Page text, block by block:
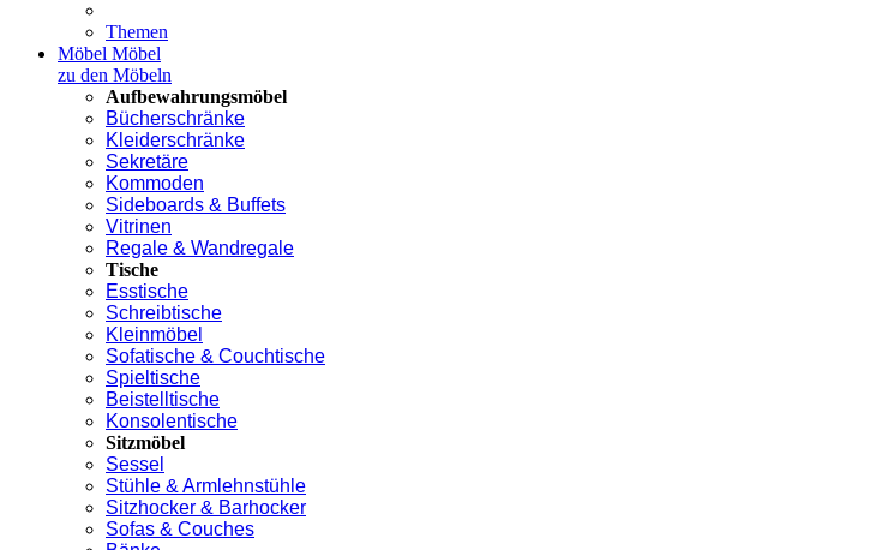
Themen
Möbel Möbel
zu den Möbeln
Aufbewahrungsmöbel
Bücherschränke
Kleiderschränke
Sekretäre
Kommoden
Sideboards & Buffets
Vitrinen
Regale & Wandregale
Tische
Esstische
Schreibtische
Kleinmöbel
Sofatische & Couchtische
Spieltische
Beistelltische
Konsolentische
Sitzmöbel
Sessel
Stühle & Armlehnstühle
Sitzhocker & Barhocker
Sofas & Couches